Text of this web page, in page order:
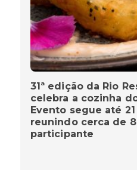
31ª edição da Rio
celebra a cozinha
Evento segue até
reunindo cerca de
participante